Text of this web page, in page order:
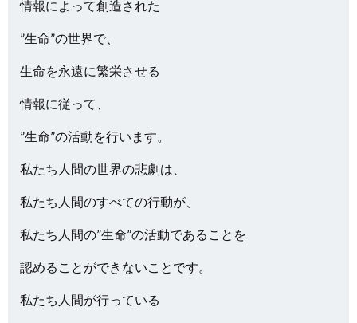
情報によって創造された
”生命”の世界で、
生命を永遠に繁栄させる
情報に従って、
”生命”の活動を行います。
私たち人間の世界の悲劇は、
私たち人間のすべての行動が、
私たち人間の”生命”の活動であることを
認めることができないことです。
私たち人間が行っている